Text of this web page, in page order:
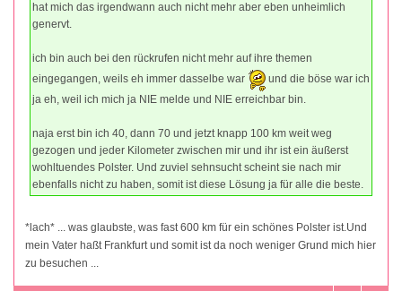
hat mich das irgendwann auch nicht mehr aber eben unheimlich
genervt.
ich bin auch bei den rückrufen nicht mehr auf ihre themen
eingegangen, weils eh immer dasselbe war
und die böse war ich
ja eh, weil ich mich ja NIE melde und NIE erreichbar bin.
naja erst bin ich 40, dann 70 und jetzt knapp 100 km weit weg
gezogen und jeder Kilometer zwischen mir und ihr ist ein äußerst
wohltuendes Polster. Und zuviel sehnsucht scheint sie nach mir
ebenfalls nicht zu haben, somit ist diese Lösung ja für alle die beste.
*lach* ... was glaubste, was fast 600 km für ein schönes Polster ist.Und
mein Vater haßt Frankfurt und somit ist da noch weniger Grund mich hier
zu besuchen ...